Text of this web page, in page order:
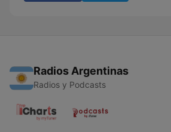
Radios Argentinas
Radios y Podcasts